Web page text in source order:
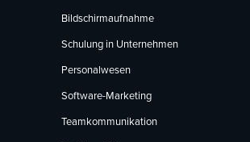
Facebook
folgen
LinkedIn
folgen
YouTube
folgen
Bildschirmaufnahme
Schulung in Unternehmen
Personalwesen
Software-Marketing
Teamkommunikation